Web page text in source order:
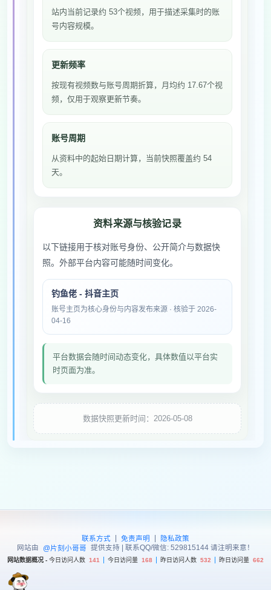
站内当前记录约 53个视频，用于描述采集时的账
号内容规模。
更新频率
按现有视频数与账号周期折算，月均约 17.67个视
频，仅用于观察更新节奏。
账号周期
从资料中的起始日期计算，当前快照覆盖约 54
天。
资料来源与核验记录
以下链接用于核对账号身份、公开简介与数据快
照。外部平台内容可能随时间变化。
钓鱼佬 - 抖音主页
账号主页为核心身份与内容发布来源 · 核验于 2026-
04-16
平台数据会随时间动态变化，具体数值以平台实
时页面为准。
数据快照更新时间：2026-05-08
联系方式 | 免责声明 |
隐私政策
网站由
@片刻小哥哥 提供支持 | 联系QQ/微信: 529815144 请注明来意！
网站数据概况 - 今日访问人数 141 今日访问量 168 昨日访问人数 532 昨日访问量 662